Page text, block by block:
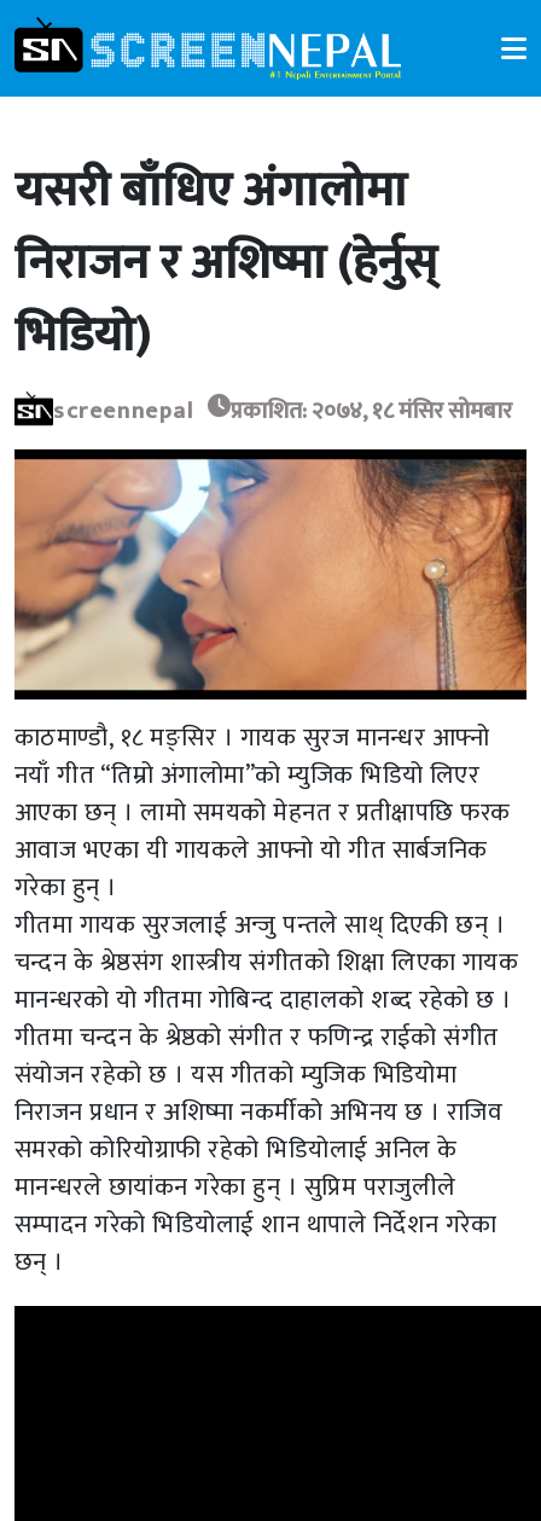
यसरी बाँधिए अंगालोमा
निराजन र अशिष्मा (हेर्नुस्
भिडियो)
screennepal प्रकाशित: २०७४, १८ मंसिर सोमबार
काठमाण्डौ, १८ मङ्सिर । गायक सुरज मानन्धर आफ्नो
नयाँ गीत “तिम्रो अंगालोमा”को म्युजिक भिडियो लिएर
आएका छन् । लामो समयको मेहनत र प्रतीक्षापछि फरक
आवाज भएका यी गायकले आफ्नो यो गीत सार्बजनिक
गरेका हुन् ।
गीतमा गायक सुरजलाई अन्जु पन्तले साथ् दिएकी छन् ।
चन्दन के श्रेष्ठसंग शास्त्रीय संगीतको शिक्षा लिएका गायक
मानन्धरको यो गीतमा गोबिन्द दाहालको शब्द रहेको छ ।
गीतमा चन्दन के श्रेष्ठको संगीत र फणिन्द्र राईको संगीत
संयोजन रहेको छ । यस गीतको म्युजिक भिडियोमा
निराजन प्रधान र अशिष्मा नकर्मीको अभिनय छ । राजिव
समरको कोरियोग्राफी रहेको भिडियोलाई अनिल के
मानन्धरले छायांकन गरेका हुन् । सुप्रिम पराजुलीले
सम्पादन गरेको भिडियोलाई शान थापाले निर्देशन गरेका
छन् ।